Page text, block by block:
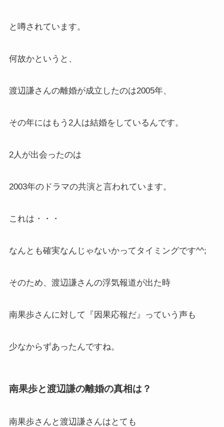
と噂されています。
何故かというと、
渡辺謙さんの離婚が成立したのは2005年、
その年にはもう2人は結婚をしているんです。
2人が出会ったのは
2003年のドラマの共演と言われています。
これは・・・
なんとも確実なんじゃないかってタイミングです^^;
そのため、渡辺謙さんの浮気報道が出た時
南果歩さんに対して『因果応報だ』っていう声も
少なからずあったんですね。
南果歩と渡辺謙の離婚の真相は？
南果歩さんと渡辺謙さんはとても